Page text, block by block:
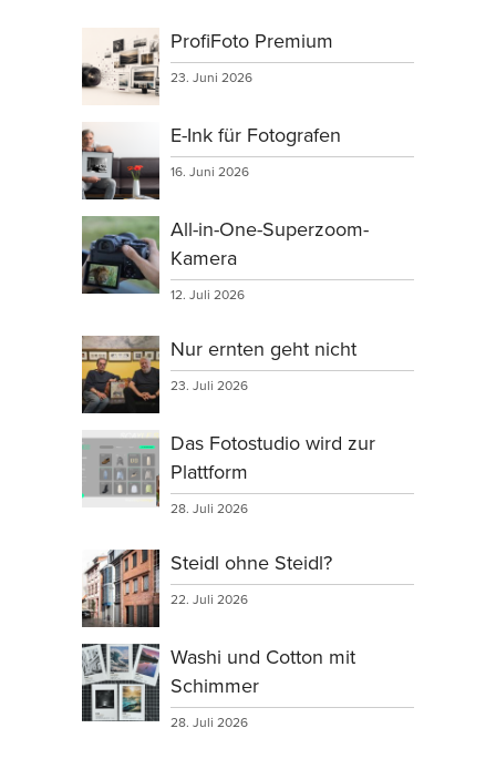
ProfiFoto Premium
23. Juni 2026
E-Ink für Fotografen
16. Juni 2026
All-in-One-Superzoom-
Kamera
12. Juli 2026
Nur ernten geht nicht
23. Juli 2026
Das Fotostudio wird zur
Plattform
28. Juli 2026
Steidl ohne Steidl?
22. Juli 2026
Washi und Cotton mit
Schimmer
28. Juli 2026